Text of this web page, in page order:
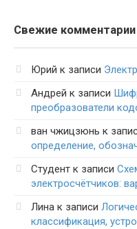
Свежие комментарии
Юрий к записи
Андрей к записи
преобразователи
ван чжицзюнь к
определение,
Студент к записи
электросчётчиков:
Лина к записи
классификация,